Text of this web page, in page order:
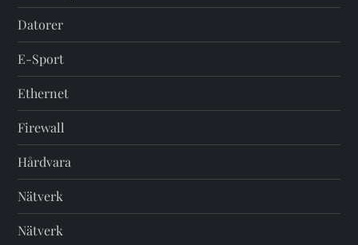
Datorer
E-Sport
Ethernet
Firewall
Hårdvara
Nätverk
Nätverk